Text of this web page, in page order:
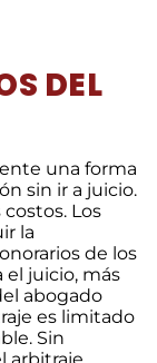
DEL
una forma
sin ir a juicio.
Los
la
de los
el juicio, más
abogado
es limitado
Sin